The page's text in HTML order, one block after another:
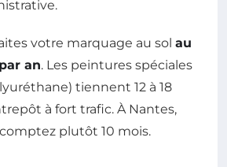
votre marquage au sol au
an. Les peintures spéciales
tiennent 12 à 18
à fort trafic. À Nantes,
plutôt 10 mois.